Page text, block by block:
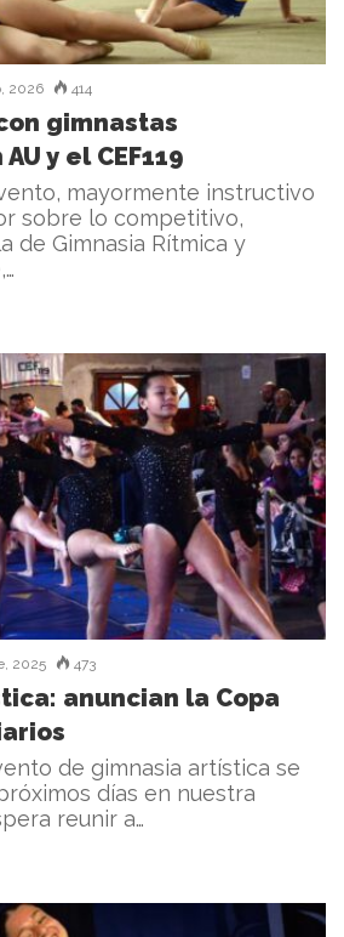
2026 414
gimnastas
y el CEF119
mayormente instructivo
sobre lo competitivo,
de Gimnasia Rítmica y
2025 473
anuncian la Copa
de gimnasia artística se
días en nuestra
reunir a…